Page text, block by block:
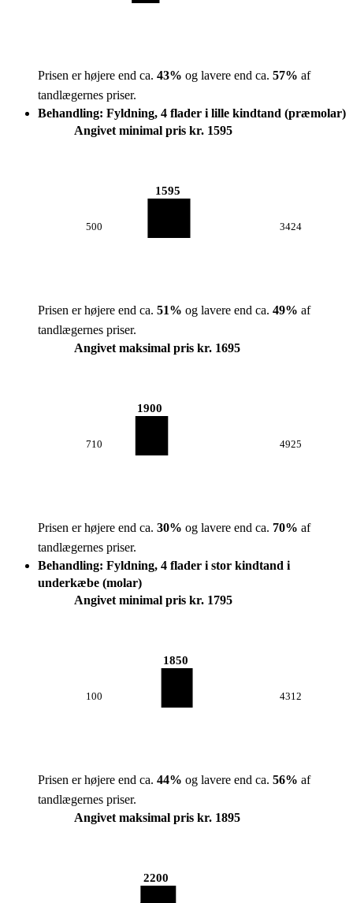
Prisen er højere end ca. 43% og lavere end ca. 57% af
tandlægernes priser.
Behandling: Fyldning, 4 flader i lille kindtand (præmolar)
Angivet minimal pris kr. 1595
500
1595
3424
Prisen er højere end ca. 51% og lavere end ca. 49% af
tandlægernes priser.
Angivet maksimal pris kr. 1695
710
1900
4925
Prisen er højere end ca. 30% og lavere end ca. 70% af
tandlægernes priser.
Behandling: Fyldning, 4 flader i stor kindtand i
underkæbe (molar)
Angivet minimal pris kr. 1795
100
1850
4312
Prisen er højere end ca. 44% og lavere end ca. 56% af
tandlægernes priser.
Angivet maksimal pris kr. 1895
2200